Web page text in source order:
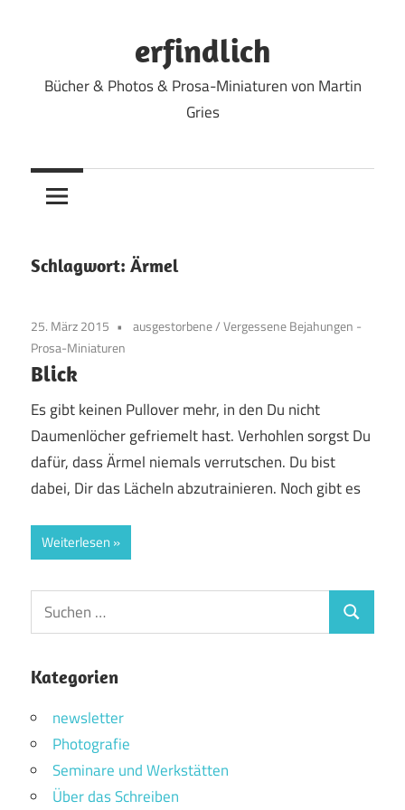
erfindlich
Bücher & Photos & Prosa-Miniaturen von Martin
Gries
Schlagwort: Ärmel
25. März 2015 ausgestorbene/Vergessene Bejahungen -
Prosa-Miniaturen
Blick
Es gibt keinen Pullover mehr, in den Du nicht
Daumenlöcher gefriemelt hast. Verhohlen sorgst Du
dafür, dass Ärmel niemals verrutschen. Du bist
dabei, Dir das Lächeln abzutrainieren. Noch gibt es
Weiterlesen
Suchen
nach:
Suchen
Kategorien
newsletter
Photografie
Seminare und Werkstätten
Über das Schreiben